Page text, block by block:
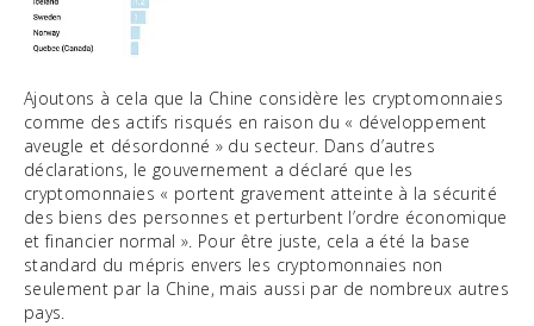
Ajoutons à cela que la Chine considère les cryptomonnaies
comme des actifs risqués en raison du « développement
aveugle et désordonné » du secteur. Dans d’autres
déclarations, le gouvernement a déclaré que les
cryptomonnaies « portent gravement atteinte à la sécurité
des biens des personnes et perturbent l’ordre économique
et financier normal ». Pour être juste, cela a été la base
standard du mépris envers les cryptomonnaies non
seulement par la Chine, mais aussi par de nombreux autres
pays.